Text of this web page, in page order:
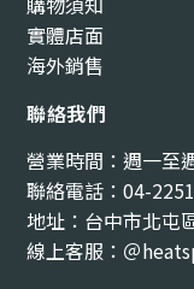
實體店面
海外銷售
聯絡我們
營業時間：週一至
聯絡電話：04-
地址：台中市北屯
線上客服：＠